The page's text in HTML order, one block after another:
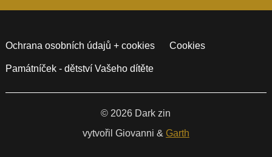
Ochrana osobních údajů + cookies Cookies
Památníček - dětství Vašeho dítěte
© 2026 Dark zin
vytvořil Giovanni & Garth